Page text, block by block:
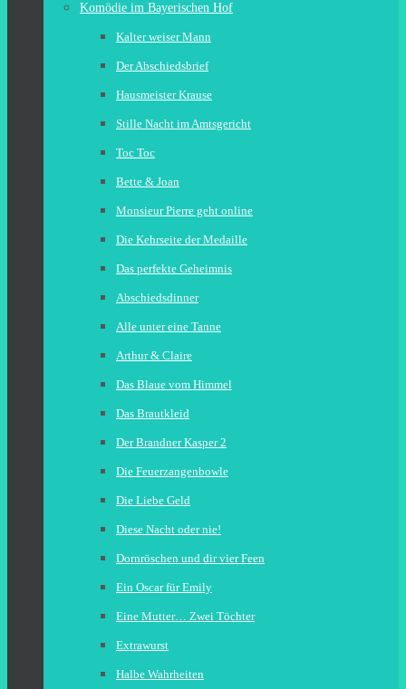
Komödie im Bayerischen Hof
Kalter weiser Mann
Der Abschiedsbrief
Hausmeister Krause
Stille Nacht im Amtsgericht
Toc Toc
Bette & Joan
Monsieur Pierre geht online
Die Kehrseite der Medaille
Das perfekte Geheimnis
Abschiedsdinner
Alle unter eine Tanne
Arthur & Claire
Das Blaue vom Himmel
Das Brautkleid
Der Brandner Kasper 2
Die Feuerzangenbowle
Die Liebe Geld
Diese Nacht oder nie!
Dornröschen und dir vier Feen
Ein Oscar für Emily
Eine Mutter… Zwei Töchter
Extrawurst
Halbe Wahrheiten